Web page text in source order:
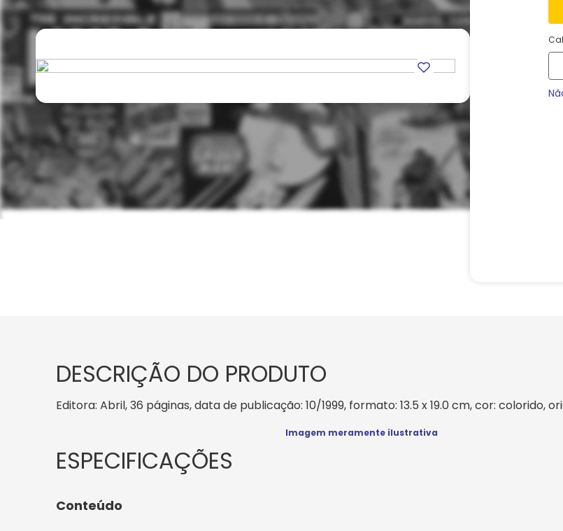
Imagem meramente ilustrativa
DESCRIÇÃO DO PRODUTO
Editora: Abril, 36 páginas, data de publicação: 10/1999, formato: 13.5 x 19.0 cm, cor: colorido,
Conteúdo